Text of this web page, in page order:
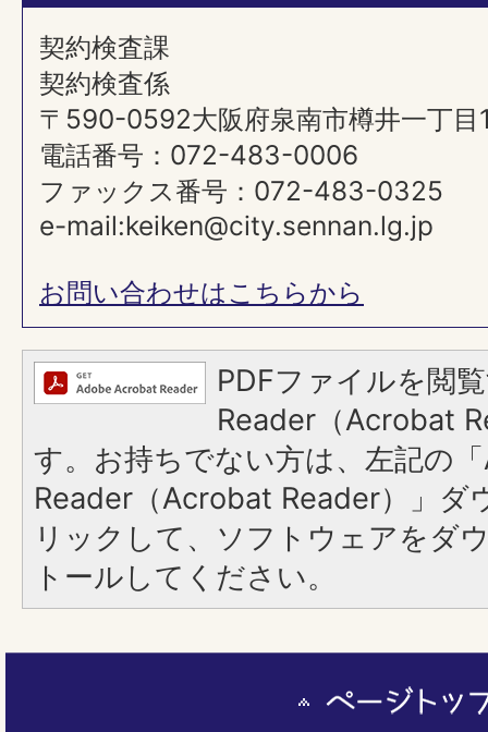
契約検査課
契約検査係
〒590-0592大阪府泉南市樽井一丁目
電話番号：072-483-0006
ファックス番号：072-483-0325
e-mail:keiken@city.sennan.lg.jp
お問い合わせはこちらから
PDFファイルを閲
Reader（Acrobat
す。お持ちでない方は、左記の
Reader（Acrobat Reader）」ダ
リックして、ソフトウェアをダ
トールしてください。